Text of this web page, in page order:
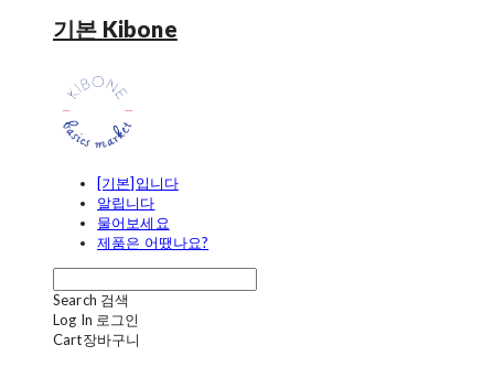
기본 Kibone
[기본]입니다
알립니다
물어보세요
제품은 어땠나요?
Search 검색
Log In 로그인
Cart장바구니